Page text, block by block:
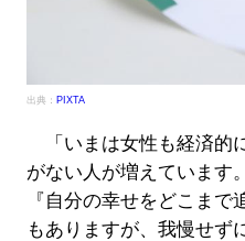
出典： PIXTA
「いまは女性も経済的
がない人が増えています
『自分の幸せをどこま
もありますが、我慢せず